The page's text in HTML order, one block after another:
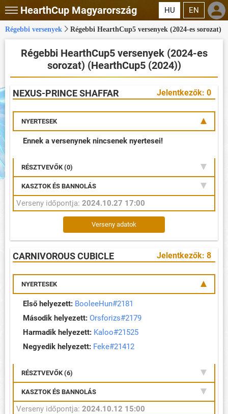
HearthCup Magyarország HU EN
Régebbi versenyek Régebbi HearthCup5 versenyek (2024-es sorozat)
Régebbi HearthCup5 versenyek (2024-es
sorozat) (HearthCup5 (2024))
Jelentkezők: 0
NEXUS-PRINCE SHAFFAR
NYERTESEK
Ennek a versenynek nincsenek nyertesei!
RÉSZTVEVŐK (0)
KASZTOK ÉS BANNOLÁS
Verseny időpontja: 2024.10.27 17:00
Verseny adatok
Jelentkezők: 8
CARNIVOROUS CUBICLE
NYERTESEK
Első helyezett: BooleeHun#2181
Második helyezett: Orsforizs#2179
Harmadik helyezett: Kaloo#21525
Negyedik helyezett: Feke#21412
RÉSZTVEVŐK (6)
KASZTOK ÉS BANNOLÁS
Verseny időpontja: 2024.10.12 15:00